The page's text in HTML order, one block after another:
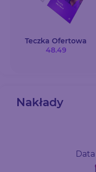
Teczka Ofertowa
48.49
Nakłady
Data